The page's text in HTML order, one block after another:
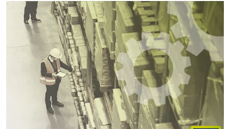
La liste de commande clients contient maintenant aussi les prix
d’achat et de vente totaux relatifs à la sélection en cours.
Trade-in a une nouvelle fonction pour gérer des commandes
avec beaucoup de livraisons partielles. Pour activer cette
fonction, il faut utiliser le mode de composition "Divisé" dans
l'article concerné. Le résultat est que chaque livraison partielle
apparaît comme ligne supplémentaire en dessous de la position
originale. Ainsi, vous voyez sur la commande ce qui a déjà été
livré et quand.
Si un document ne peut pas être sélectionné dans la facturation
collective (la case OK est grisée), un message indiquant le
motif de blocage apparaît dès que l’on essaie d’activer la case